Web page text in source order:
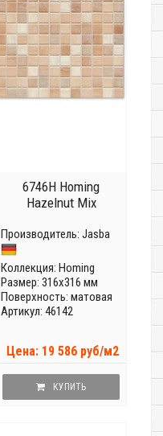
6746H Homing
Hazelnut Mix
Производитель: Jasba
Коллекция: Homing
Размер: 316x316 мм
Поверхность: матовая
Артикул: 46142
Цена: 19 586 руб/м2
КУПИТЬ